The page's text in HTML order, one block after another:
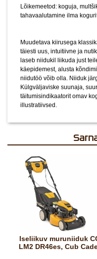
Lõikemeetod: koguja,
tahavaalutamine ilma
Muudetava kiirusega
täiesti uus, intuitiivne ja
laseb niidukil liikuda just
käepidemest, alusta
niidutöö võib olla. Niiduk
Külgväljaviske suunaja,
täitumisindikaatorit omav
illustratiivsed.
Iseliikuv muruniiduk CC
LM2 DR46es, Cub